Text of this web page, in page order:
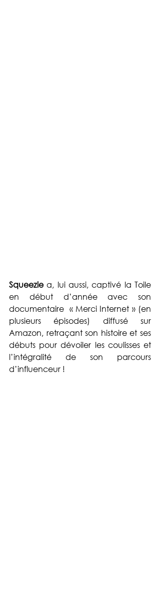
Squeezie a, lui aussi, captivé la Toile
en début d’année avec son
documentaire  « Merci Internet » (en
plusieurs épisodes) diffusé sur
Amazon, retraçant son histoire et ses
débuts pour dévoiler les coulisses et
l’intégralité de son parcours
d’influenceur !